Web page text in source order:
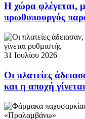
Η χώρα φλέγεται,
πρωθυπουργός
31 Ιουλίου 2026
Οι πλατείες
και η αποχή